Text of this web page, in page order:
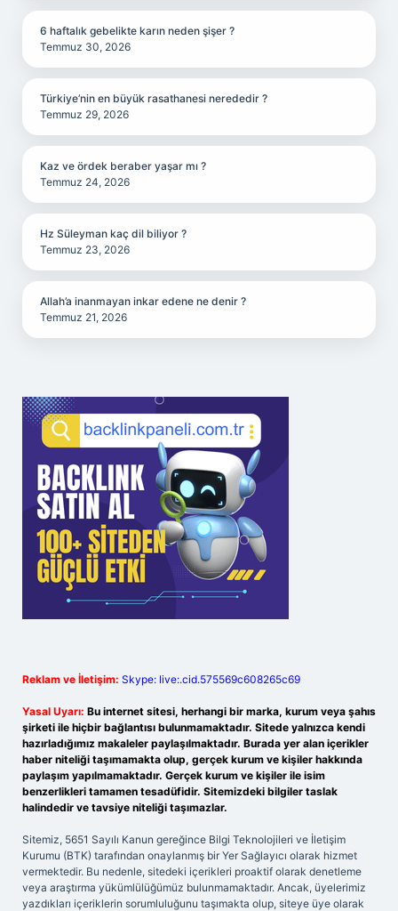
6 haftalık gebelikte karın neden şişer ?
Temmuz 30, 2026
Türkiye’nin en büyük rasathanesi nerededir ?
Temmuz 29, 2026
Kaz ve ördek beraber yaşar mı ?
Temmuz 24, 2026
Hz Süleyman kaç dil biliyor ?
Temmuz 23, 2026
Allah’a inanmayan inkar edene ne denir ?
Temmuz 21, 2026
Reklam ve İletişim: Skype: live:.cid.575569c608265c69
Yasal Uyarı: Bu internet sitesi, herhangi bir marka, kurum veya şahıs
şirketi ile hiçbir bağlantısı bulunmamaktadır. Sitede yalnızca kendi
hazırladığımız makaleler paylaşılmaktadır. Burada yer alan içerikler
haber niteliği taşımamakta olup, gerçek kurum ve kişiler hakkında
paylaşım yapılmamaktadır. Gerçek kurum ve kişiler ile isim
benzerlikleri tamamen tesadüfidir. Sitemizdeki bilgiler taslak
halindedir ve tavsiye niteliği taşımazlar.
Sitemiz, 5651 Sayılı Kanun gereğince Bilgi Teknolojileri ve İletişim
Kurumu (BTK) tarafından onaylanmış bir Yer Sağlayıcı olarak hizmet
vermektedir. Bu nedenle, sitedeki içerikleri proaktif olarak denetleme
veya araştırma yükümlülüğümüz bulunmamaktadır. Ancak, üyelerimiz
yazdıkları içeriklerin sorumluluğunu taşımakta olup, siteye üye olarak